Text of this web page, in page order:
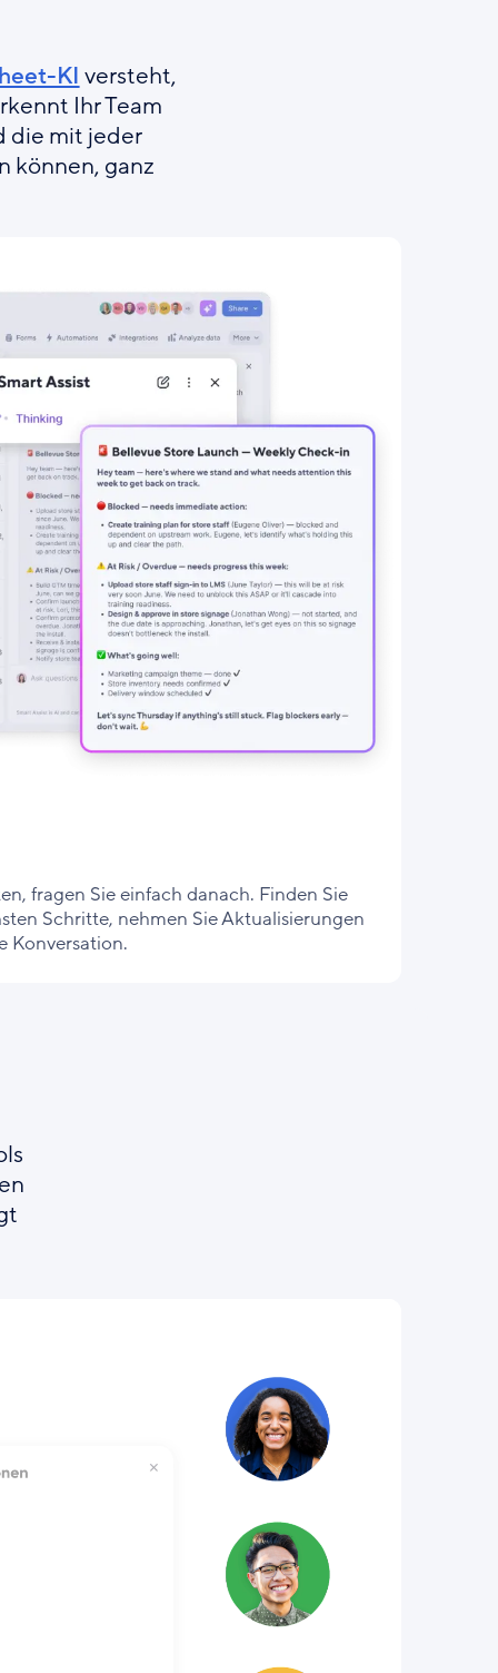
KI versteht,
Ihr Team
die mit jeder
können, ganz
fragen Sie einfach danach. Finden Sie
Schritte, nehmen Sie Aktualisierungen
Konversation.